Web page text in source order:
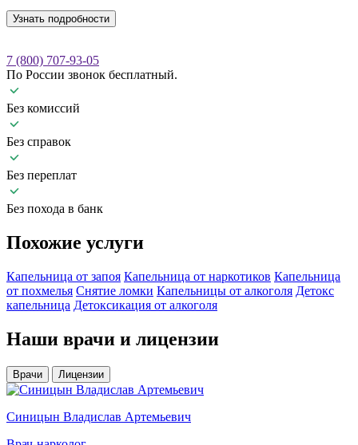
Узнать подробности
7 (800) 707-93-05
По России звонок бесплатный.
Без комиссий
Без справок
Без переплат
Без похода в банк
Похожие услуги
Капельница от запоя Капельница от наркотиков Капельница
от похмелья Снятие ломки Капельницы от алкоголя Детокс
капельница Детоксикация от алкоголя
Наши врачи и лицензии
Врачи Лицензии
Синицын Владислав Артемьевич